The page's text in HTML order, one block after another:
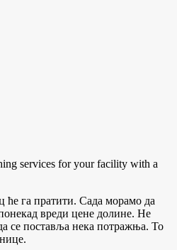
services for your facility with a
ће га пратити. Сада морамо да
вреди цене долине. Не
се поставља нека потражња. То